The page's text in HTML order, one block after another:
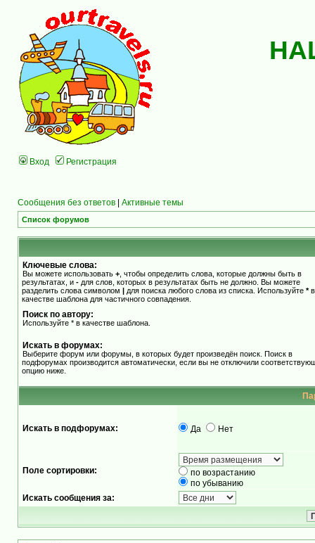
Вход Регистрация
Сообщения без ответов | Активные темы
Список форумов
Ключевые слова:
Вы можете использовать + , чтобы определить слова, которые должны быть в
результатах, и - для слов, которых в результатах быть не должно. Вы можете
разделить слова символом | для поиска любого слова из списка. Используйте *в
качестве шаблона для частичного совпадения.
Поиск по автору:
Используйте * в качестве шаблона.
Искать в форумах:
Выберите форум или форумы, в которых будет произведён поиск. Поиск в
подфорумах производится автоматически, если вы не отключили
опцию ниже.
Искать в подфорумах: Да Нет
Поле сортировки:
по возрастанию
по убыванию
Искать сообщения за: